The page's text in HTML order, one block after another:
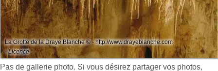
La Grotte de la Draye Blanche © - ‎http://www.drayeblanche.com
- Licence :
Pas de gallerie photo. Si vous désirez partager vos photos,